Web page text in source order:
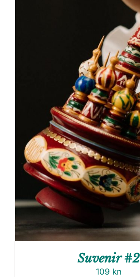
Suvenir #2
109 kn